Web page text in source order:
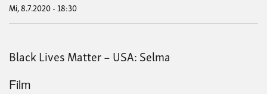
Mi, 8.7.2020 - 18:30
Black Lives Matter – USA: Selma
Film